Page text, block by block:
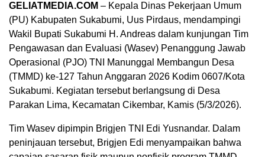
GELIATMEDIA.COM – Kepala Dinas Pekerjaan Umum
(PU) Kabupaten Sukabumi, Uus Pirdaus, mendampingi
Wakil Bupati Sukabumi H. Andreas dalam kunjungan Tim
Pengawasan dan Evaluasi (Wasev) Penanggung Jawab
Operasional (PJO) TNI Manunggal Membangun Desa
(TMMD) ke-127 Tahun Anggaran 2026 Kodim 0607/Kota
Sukabumi. Kegiatan tersebut berlangsung di Desa
Parakan Lima, Kecamatan Cikembar, Kamis (5/3/2026).
Tim Wasev dipimpin Brigjen TNI Edi Yusnandar. Dalam
peninjauan tersebut, Brigjen Edi menyampaikan bahwa